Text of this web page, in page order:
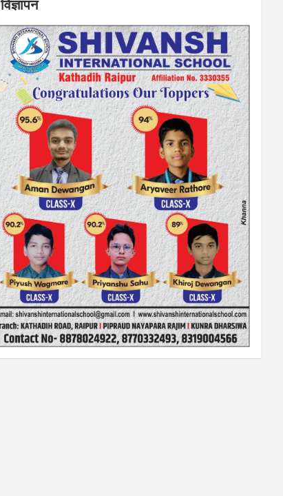
विज्ञापन